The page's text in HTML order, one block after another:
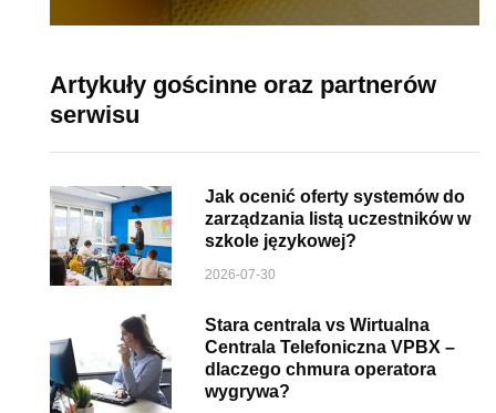
Artykuły gościnne oraz partnerów
serwisu
Jak ocenić oferty systemów do
zarządzania listą uczestników w
szkole językowej?
2026-07-30
Stara centrala vs Wirtualna
Centrala Telefoniczna VPBX –
dlaczego chmura operatora
wygrywa?